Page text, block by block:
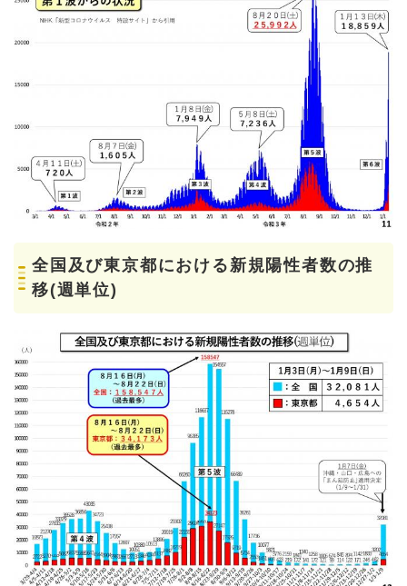
全国及び東京都における新規陽性者数の推
移(週単位)